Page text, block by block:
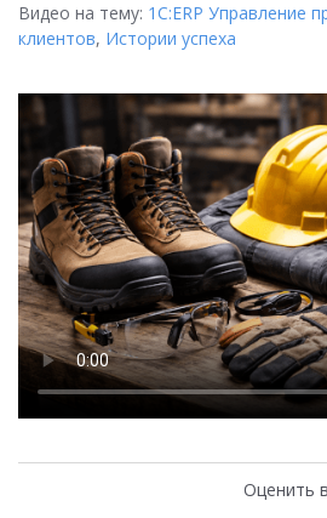
Видео на тему: 1С:ERP Управление
клиентов, Истории успеха
Оценить